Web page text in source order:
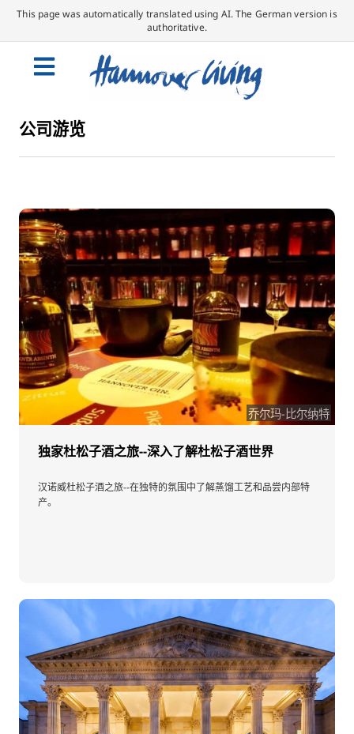
This page was automatically translated using AI. The German version is
authoritative.
公司游览
乔尔玛-比尔纳特
独家杜松子酒之旅--深入了解杜松子酒世界
汉诺威杜松子酒之旅--在独特的氛围中了解蒸馏工艺和品尝内部特
产。